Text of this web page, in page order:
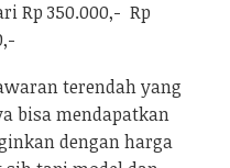
Rp 350.000,- Rp
terendah yang
bisa mendapatkan
dengan harga